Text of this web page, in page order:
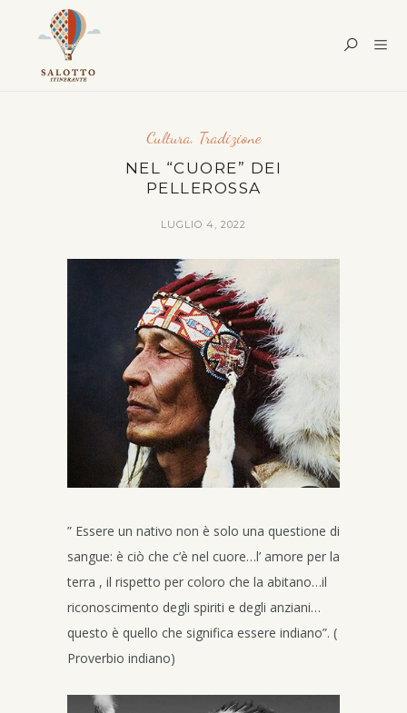
Cultura, Tradizione
NEL “CUORE” DEI
PELLEROSSA
LUGLIO 4, 2022
” Essere un nativo non è solo una questione di
sangue: è ciò che c’è nel cuore…l’ amore per la
terra , il rispetto per coloro che la abitano…il
riconoscimento degli spiriti e degli anziani…
questo è quello che significa essere indiano”. (
Proverbio indiano)